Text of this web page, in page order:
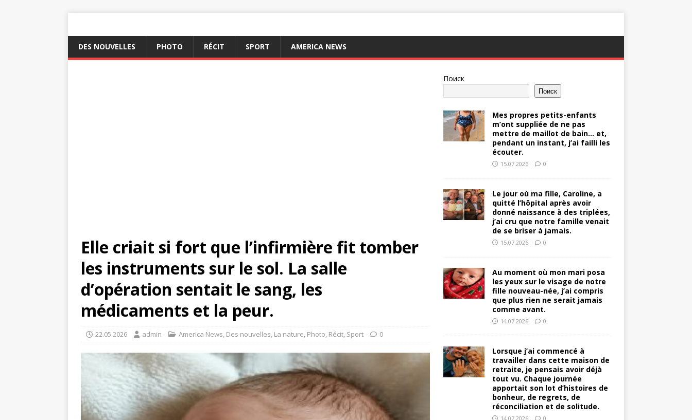
DES NOUVELLES PHOTO RÉCIT SPORT AMERICA NEWS
Elle criait si fort que l’infirmière fit tomber
les instruments sur le sol. La salle
d’opération sentait le sang, les
médicaments et la peur.
22.05.2026 admin America News, Des nouvelles, La nature, Photo, Récit, Sport 0
Поиск
Поиск
Mes propres petits-enfants
m’ont suppliée de ne pas
mettre de maillot de bain… et,
pendant un instant, j’ai failli les
écouter.
15.07.2026 0
Le jour où ma fille, Caroline, a
quitté l’hôpital après avoir
donné naissance à des triplées,
j’ai cru que notre famille venait
de se briser à jamais.
15.07.2026 0
Au moment où mon mari posa
les yeux sur le visage de notre
fille nouveau-née, j’ai compris
que plus rien ne serait jamais
comme avant.
14.07.2026 0
Lorsque j’ai commencé à
travailler dans cette maison de
retraite, je pensais avoir déjà
tout vu. Chaque journée
apportait son lot d’histoires de
bonheur, de regrets, de
réconciliation et de solitude.
14.07.2026 0